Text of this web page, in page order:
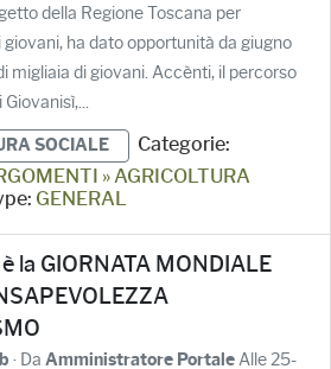
della Regione Toscana per
giovani, ha dato opportunità da giugno
migliaia di giovani. Accènti, il percorso
SOCIALE
Categorie:
» AGRICOLTURA
GENERAL
la GIORNATA MONDIALE
· Da Amministratore PortaleAlle 25-